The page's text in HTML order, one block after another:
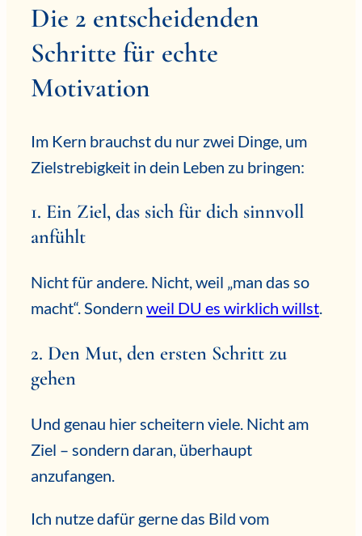
Die 2 entscheidenden
Schritte für echte
Motivation
Im Kern brauchst du nur zwei Dinge, um
Zielstrebigkeit in dein Leben zu bringen:
1. Ein Ziel, das sich für dich sinnvoll
anfühlt
Nicht für andere. Nicht, weil „man das so
macht“. Sondern weil DU es wirklich willst.
2. Den Mut, den ersten Schritt zu
gehen
Und genau hier scheitern viele. Nicht am
Ziel – sondern daran, überhaupt
anzufangen.
Ich nutze dafür gerne das Bild vom